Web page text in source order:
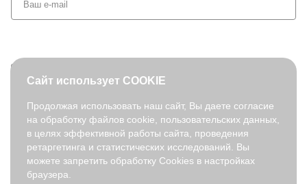
© 2026. fabretti.ru. Все права защищены
На информационном ресурсе применяются
рекомендательные
технологии .
Все ресурсы сайта fabretti.ru, включая (но не ограничиваясь)
Сайт использует COOKIE
Продолжая использовать наш сайт, Вы даете согласие
на обработку файлов cookie, пользовательских данных,
в целях эффективной работы сайта, проведения
ретаргетинга и статистических исследований. Вы
можете запретить обработку Cookies в настройках
браузера.